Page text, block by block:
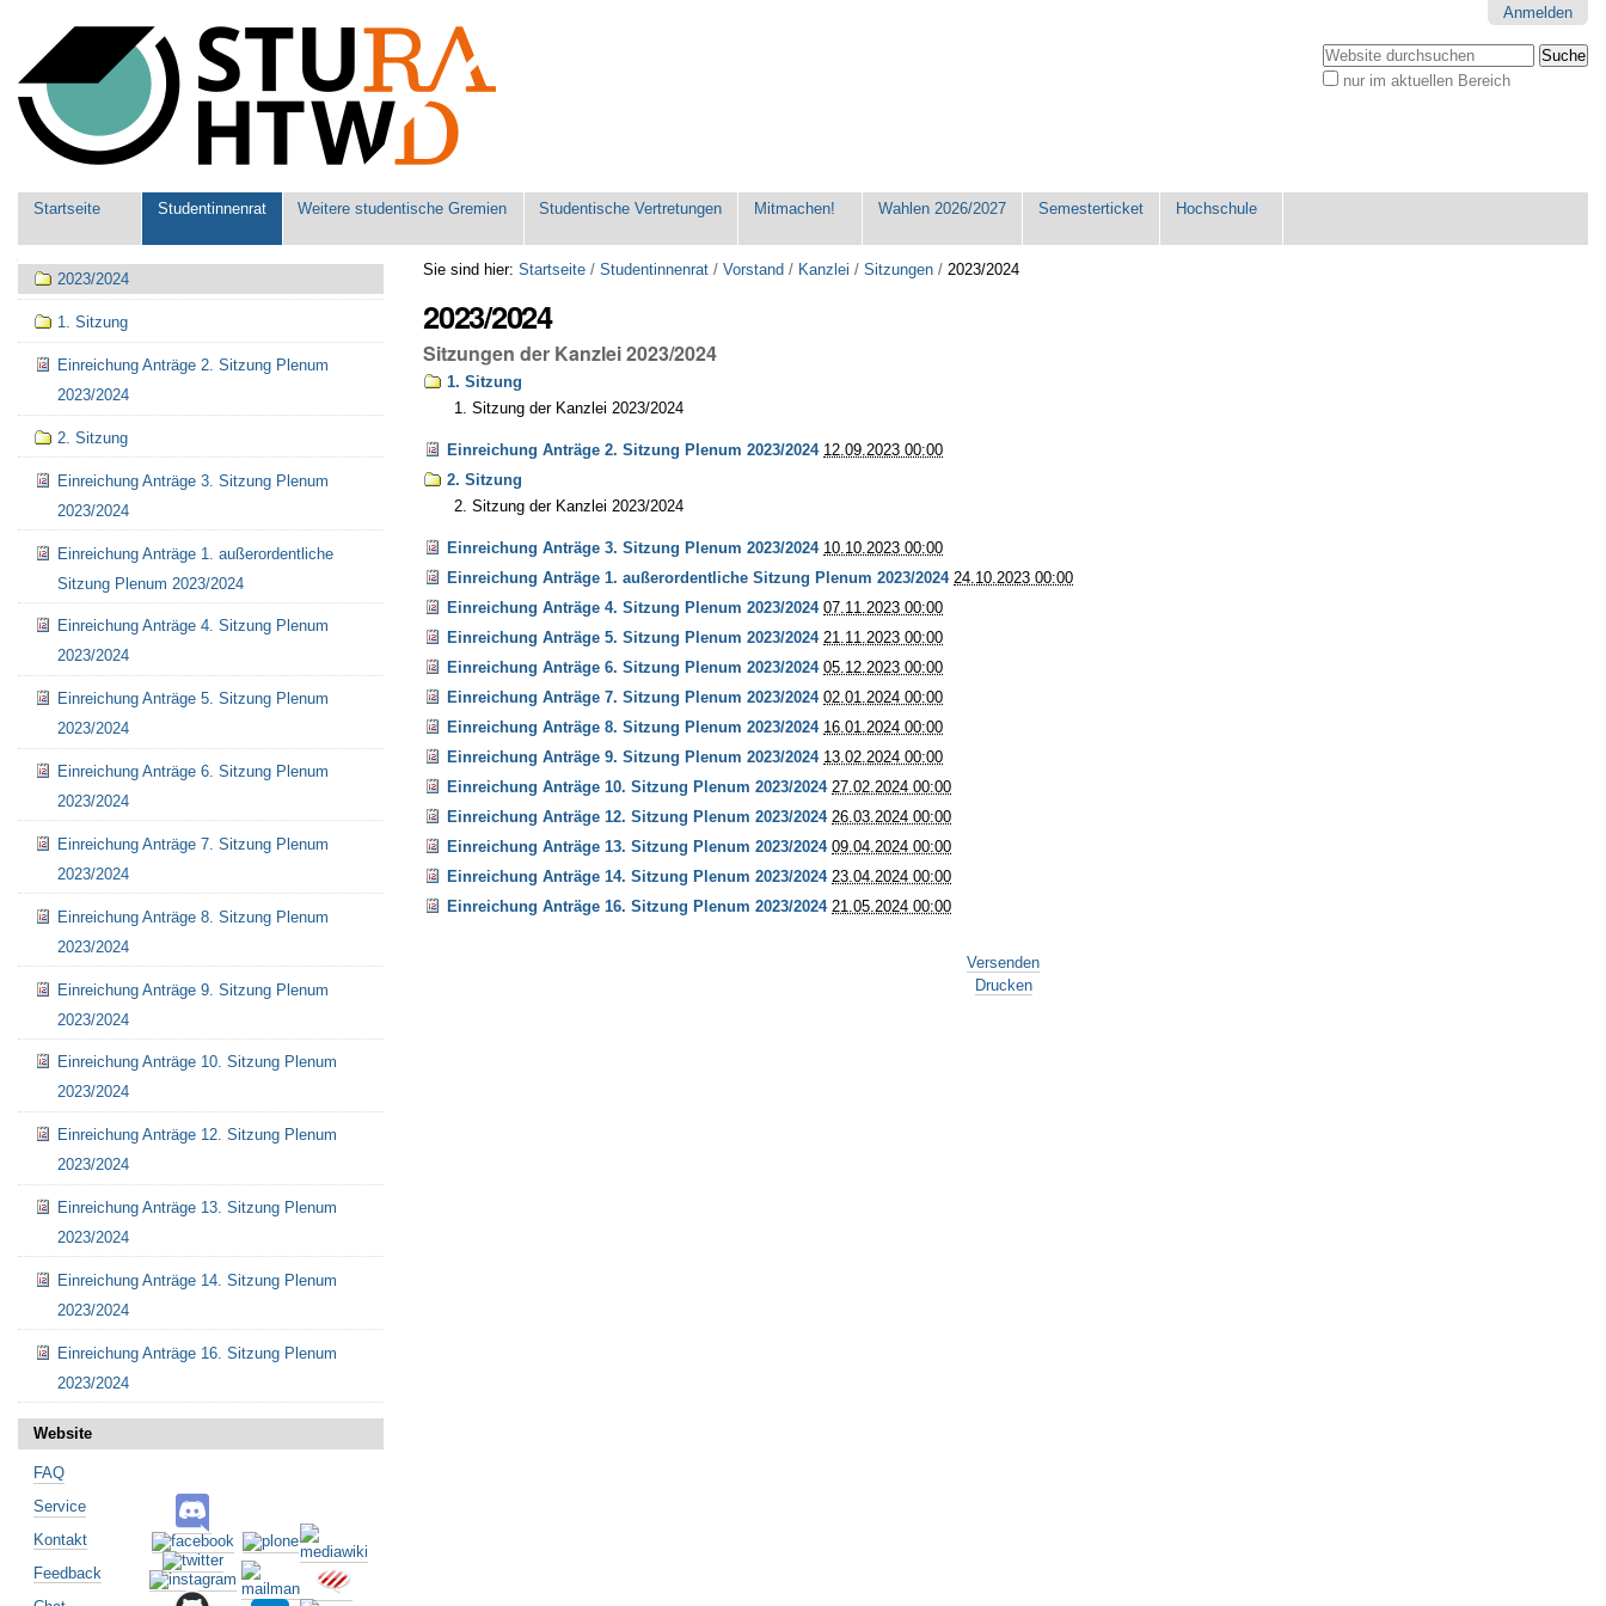
Werkzeuge
Anmelden
Website durchsuchen
nur im aktuellen Bereich
Sektionen
Startseite Studentinnenrat Weitere studentische Gremien Studentische Vertretungen Mitmachen! Wahlen 2026/2027 Semesterticket Hochschule
Sie sind hier: Startseite /Studentinnenrat /Vorstand / Kanzlei /Sitzungen /2023/2024
2023/2024
Sitzungen der Kanzlei 2023/2024
1. Sitzung
1. Sitzung der Kanzlei 2023/2024
Einreichung Anträge 2. Sitzung Plenum 2023/2024 12.09.2023 00:00
2. Sitzung
2. Sitzung der Kanzlei 2023/2024
Einreichung Anträge 3. Sitzung Plenum 2023/2024 10.10.2023 00:00
Einreichung Anträge 1. außerordentliche Sitzung Plenum 2023/2024 24.10.2023 00:00
Einreichung Anträge 4. Sitzung Plenum 2023/2024 07.11.2023 00:00
Einreichung Anträge 5. Sitzung Plenum 2023/2024 21.11.2023 00:00
Einreichung Anträge 6. Sitzung Plenum 2023/2024 05.12.2023 00:00
Einreichung Anträge 7. Sitzung Plenum 2023/2024 02.01.2024 00:00
Einreichung Anträge 8. Sitzung Plenum 2023/2024 16.01.2024 00:00
Einreichung Anträge 9. Sitzung Plenum 2023/2024 13.02.2024 00:00
Einreichung Anträge 10. Sitzung Plenum 2023/2024 27.02.2024 00:00
Einreichung Anträge 12. Sitzung Plenum 2023/2024 26.03.2024 00:00
Einreichung Anträge 13. Sitzung Plenum 2023/2024 09.04.2024 00:00
Einreichung Anträge 14. Sitzung Plenum 2023/2024 23.04.2024 00:00
Einreichung Anträge 16. Sitzung Plenum 2023/2024 21.05.2024 00:00
Versenden
Drucken
Navigation
2023/2024
1. Sitzung
Einreichung Anträge 2. Sitzung Plenum
2023/2024
2. Sitzung
Einreichung Anträge 3. Sitzung Plenum
2023/2024
Einreichung Anträge 1. außerordentliche
Sitzung Plenum 2023/2024
Einreichung Anträge 4. Sitzung Plenum
2023/2024
Einreichung Anträge 5. Sitzung Plenum
2023/2024
Einreichung Anträge 6. Sitzung Plenum
2023/2024
Einreichung Anträge 7. Sitzung Plenum
2023/2024
Einreichung Anträge 8. Sitzung Plenum
2023/2024
Einreichung Anträge 9. Sitzung Plenum
2023/2024
Einreichung Anträge 10. Sitzung Plenum
2023/2024
Einreichung Anträge 12. Sitzung Plenum
2023/2024
Einreichung Anträge 13. Sitzung Plenum
2023/2024
Einreichung Anträge 14. Sitzung Plenum
2023/2024
Einreichung Anträge 16. Sitzung Plenum
2023/2024
Website
FAQ
Service
Kontakt
Feedback